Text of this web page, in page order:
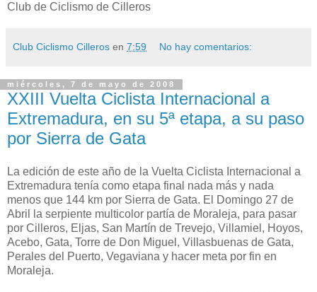
Club de Ciclismo de Cilleros
Club Ciclismo Cilleros en 7:59 No hay comentarios:
miércoles, 7 de mayo de 2008
XXIII Vuelta Ciclista Internacional a
Extremadura, en su 5ª etapa, a su paso
por Sierra de Gata
La edición de este año de la Vuelta Ciclista Internacional a
Extremadura tenía como etapa final nada más y nada
menos que 144 km por Sierra de Gata. El Domingo 27 de
Abril la serpiente multicolor partía de Moraleja, para pasar
por Cilleros, Eljas, San Martín de Trevejo, Villamiel, Hoyos,
Acebo, Gata, Torre de Don Miguel, Villasbuenas de Gata,
Perales del Puerto, Vegaviana y hacer meta por fin en
Moraleja.